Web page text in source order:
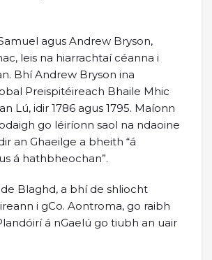
agus Andrew Bryson,
leis na hiarrachtaí céanna i
Bhí Andrew Bryson ina
Preispitéireach Bhaile Mhic
Lú, idir 1786 agus 1795. Maíonn
go léiríonn saol na ndaoine
an Ghaeilge a bheith “á
á hathbheochan”.
Blaghd, a bhí de shliocht
i gCo. Aontroma, go raibh
á nGaelú go tiubh an uair